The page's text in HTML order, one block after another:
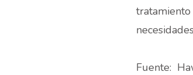
Fuente: